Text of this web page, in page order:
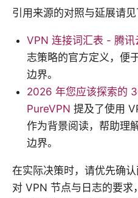
引用来源的对照与延展请见
VPN 连接词汇表 - 腾讯
志策略的官方定义，便
边界。
2026 年您应该探索的
PureVPN 提及了使用
作为背景阅读，帮助理
边界。
在实际决策时，请优先确
对 VPN 节点与日志的要求